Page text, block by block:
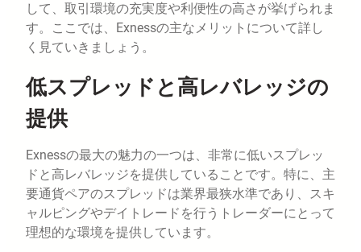
して、取引環境の充実度や利便性の高さが挙げられま
す。ここでは、Exnessの主なメリットについて詳し
く見ていきましょう。
低スプレッドと高レバレッジの
提供
Exnessの最大の魅力の一つは、非常に低いスプレッ
ドと高レバレッジを提供していることです。特に、主
要通貨ペアのスプレッドは業界最狭水準であり、スキ
ャルピングやデイトレードを行うトレーダーにとって
理想的な環境を提供しています。